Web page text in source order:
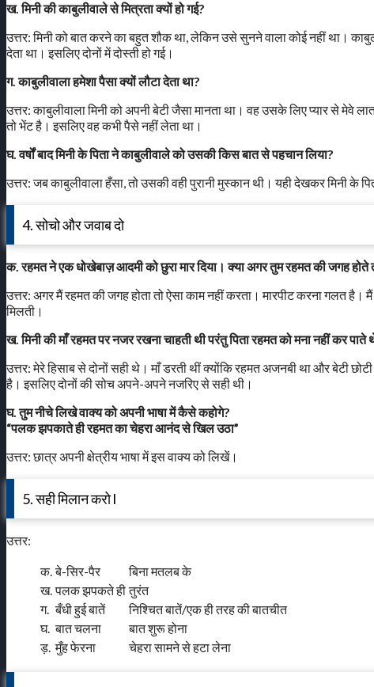
ख. मिनी की काबुलीवाले से मित्रता क्यों हो गई?
उत्तर: मिनी को बात करने का बहुत शौक था, लेकिन उसे सुनने वाला कोई नहीं था।
देता था। इसलिए दोनों में दोस्ती हो गई।
ग. काबुलीवाला हमेशा पैसा क्यों लौटा देता था?
उत्तर: काबुलीवाला मिनी को अपनी बेटी जैसा मानता था। वह उसके लिए प्यार से मेवे
तो भेंट है। इसलिए वह कभी पैसे नहीं लेता था।
घ. वर्षों बाद मिनी के पिता ने काबुलीवाले को उसकी किस बात से पहचान लिया?
उत्तर: जब काबुलीवाला हँसा, तो उसकी वही पुरानी मुस्कान थी। यही देखकर मिनी के
4. सोचो और जवाब दो
क. रहमत ने एक धोखेबाज़ आदमी को छुरा मार दिया। क्या अगर तुम रहमत की जगह होते
उत्तर: अगर मैं रहमत की जगह होता तो ऐसा काम नहीं करता। मारपीट करना गलत
मिलती।
ख. मिनी की माँ रहमत पर नजर रखना चाहती थी परंतु पिता रहमत को मना नहीं कर पाते
उत्तर: मेरे हिसाब से दोनों सही थे। माँ डरती थीं क्योंकि रहमत अजनबी था और बेटी
है। इसलिए दोनों की सोच अपने-अपने नजरिए से सही थी।
घ. तुम नीचे लिखे वाक्य को अपनी भाषा में कैसे कहोगे?
“पलक झपकाते ही रहमत का चेहरा आनंद से खिल उठा”
उत्तर: छात्र अपनी क्षेत्रीय भाषा में इस वाक्य को लिखें।
5. सही मिलान करो l
उत्तर:
क. बे-सिर-पैर
बिना मतलब के
ख. पलक झपकते ही तुरंत
ग. बँधी हुई बातें
निश्चित बातें/एक ही तरह की बातचीत
घ. बात चलना
बात शुरू होना
ड़. मुँह फेरना चेहरा सामने से हटा लेना